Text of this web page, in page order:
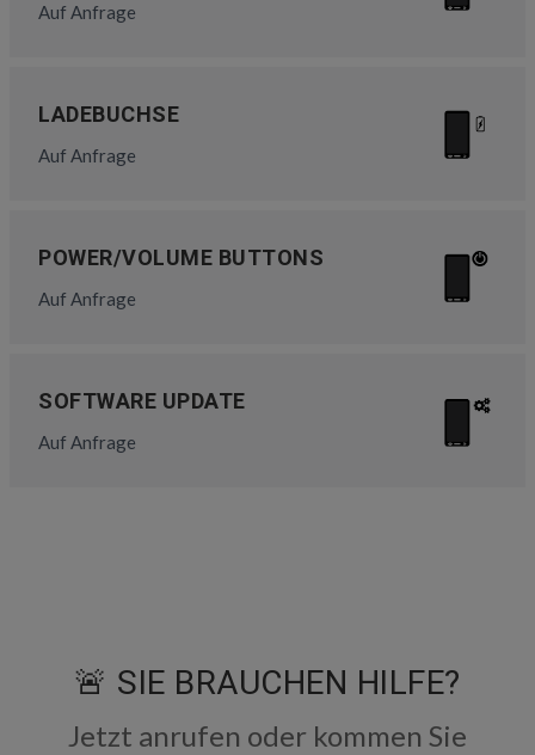
Auf Anfrage
LADEBUCHSE
Auf Anfrage
POWER/VOLUME BUTTONS
Auf Anfrage
SOFTWARE UPDATE
Auf Anfrage
🚨 SIE BRAUCHEN HILFE?
Jetzt anrufen oder kommen Sie